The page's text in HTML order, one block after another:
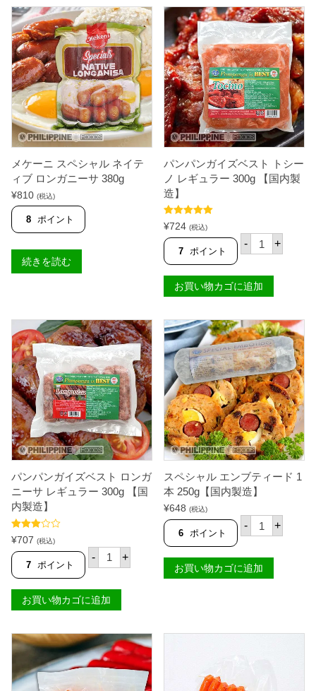
ク
ホ
ッ
ト
ド
ッ
グ
5
0
0
g
【
M
K
メケーニ スペシャル ネイテ
ィブ ロンガニーサ 380g
¥810 (税込)
8 ポイント
続きを読む
パンパンガイズベスト トシー
ノ レギュラー 300g 【国内製
造】
5段階中5.00
の評価
¥724 (税込)
7 ポイント
- パ
ン
ガ
イ
ベ
ス
ト
ト
シ
ー
ノ
レ
ギ
ュ
ラ
ー
3
0
0
g
【
内
製
個
+
お買い物カゴに追加
パンパンガイズベスト ロンガ
ニーサ レギュラー 300g 【国
内製造】
5段階中
3.75 の評
価
¥707 (税込)
7 ポイント
- パ
ン
ガ
イ
ベ
ス
ト
ロ
+
お買い物カゴに追加
スペシャル エンブティード 1
本 250g【国内製造】
¥648 (税込)
6 ポイント
- ス
ペ
ル
エ
ー
+
お買い物カゴに追加